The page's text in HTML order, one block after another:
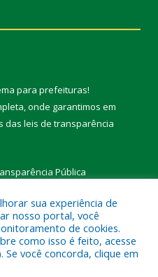
para prefeituras!
onde garantimos em
das leis de transparência
Pública
Municipal de Vitória do
sua experiência de
nosso portal, você
de cookies.
como isso é feito, acesse
Se você concorda, clique em